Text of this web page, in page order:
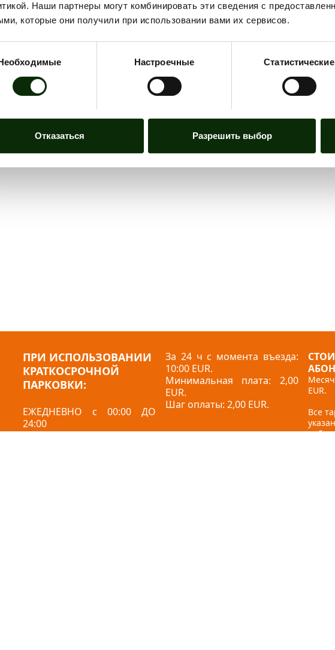
Наши партнеры могут комбинировать эти сведения с
которые они получили при использовании вами их сервисов.
Настроечные Статистические
Отказаться Разрешить выбор
ПРИ ИСПОЛЬЗОВАНИИ
КРАТКОСРОЧНОЙ
ПАРКОВКИ:
ЕЖЕДНЕВНО с 00:00 ДО
24:00
За 24 ч с момента въезда:
10:00 EUR.
Минимальная плата: 2,00
EUR.
Шаг оплаты: 2,00 EUR.
EUR.
Все